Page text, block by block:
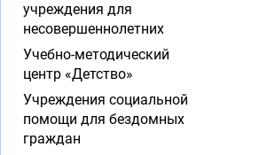
учреждения для
несовершеннолетних
Учебно-методический
центр «Детство»
Учреждения социальной
помощи для бездомных
граждан